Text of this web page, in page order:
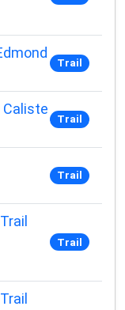
Trail
Caliste
Trail
Trail
Trail